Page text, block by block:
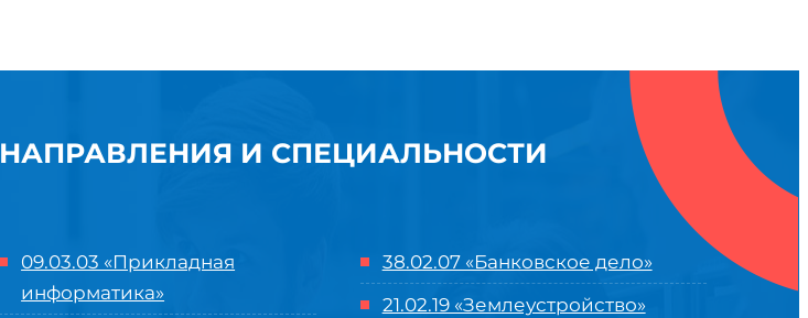
НАПРАВЛЕНИЯ И СПЕЦИАЛЬНОСТИ
09.03.03 «Прикладная
информатика»
38.02.07 «Банковское дело»
21.02.19 «Землеустройство»